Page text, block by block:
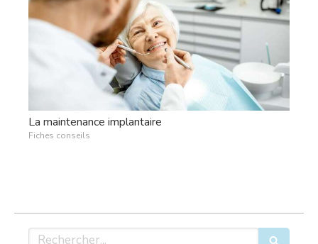
La maintenance implantaire
Fiches conseils
Rechercher